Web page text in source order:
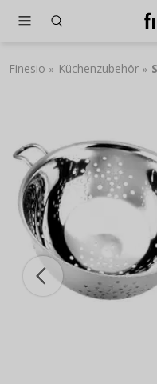
Finesio » Küchenzubehör »